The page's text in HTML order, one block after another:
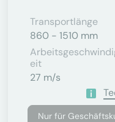
Transportlänge
860 - 1510 mm
Eit
27 m/s
Nur für